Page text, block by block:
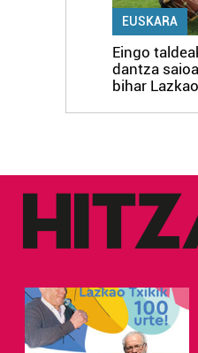
EUSKARA
Eingo
dantza
bihar